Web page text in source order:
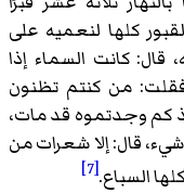
كلها لنعميه على
قال: كانت السماء إذا
من كنتم تظنون
كم وجدتموه قد مات،
قال: إلا شعرات من
السباع.
[7]